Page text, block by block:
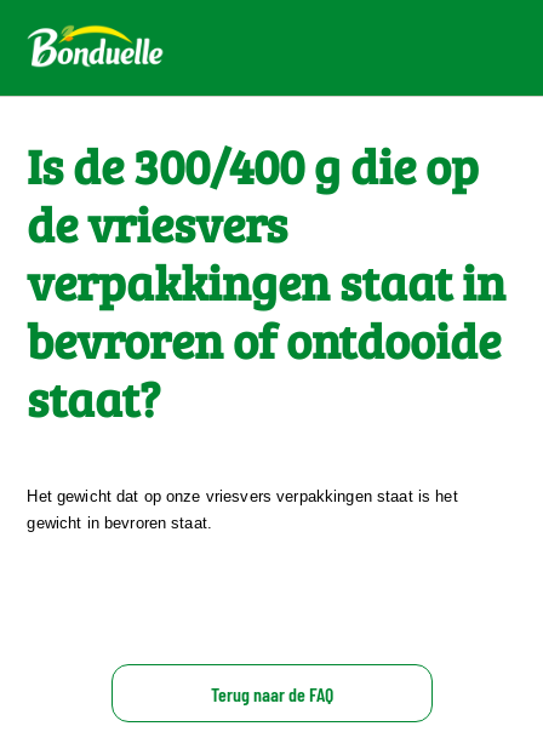
Is de 300/400 g die op
de vriesvers
verpakkingen staat in
bevroren of ontdooide
staat?
Het gewicht dat op onze vriesvers verpakkingen staat is het
gewicht in bevroren staat.
Terug naar de FAQ